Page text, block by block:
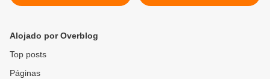
Alojado por Overblog
Top posts
Páginas